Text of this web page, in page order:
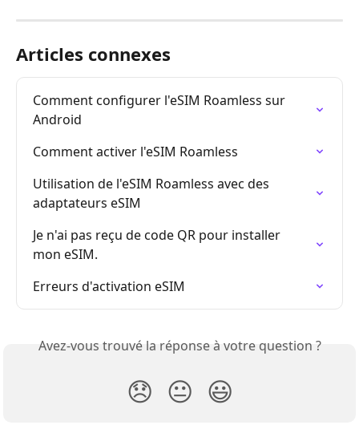
Articles connexes
Comment configurer l'eSIM Roamless sur
Android
Comment activer l'eSIM Roamless
Utilisation de l'eSIM Roamless avec des
adaptateurs eSIM
Je n'ai pas reçu de code QR pour installer
mon eSIM.
Erreurs d'activation eSIM
Avez-vous trouvé la réponse à votre question ?
😞 😐 😃